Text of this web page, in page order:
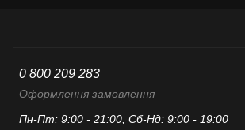
0 800 209 283
Оформлення замовлення
Пн-Пт: 9:00 - 21:00, Сб-Нд: 9:00 - 19:00